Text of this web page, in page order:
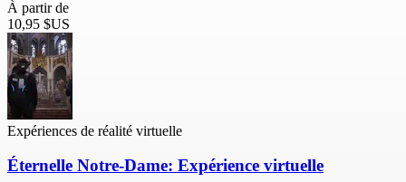
À partir de
10,95 $US
Expériences de réalité virtuelle
Éternelle Notre-Dame: Expérience virtuelle